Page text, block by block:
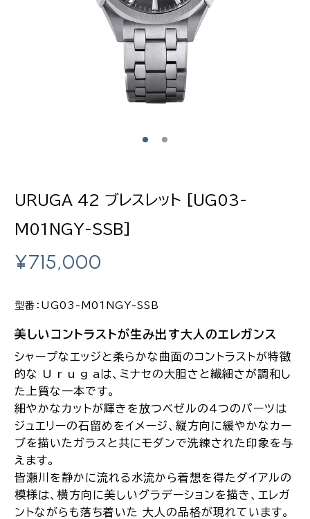
URUGA 42 ブレスレット [UG03-
M01NGY-SSB]
¥715,000
型番：UG03-M01NGY-SSB
美しいコントラストが生み出す大人のエレガンス
シャープなエッジと柔らかな曲面のコントラストが特徴
的な U r u g aは、ミナセの大胆さと繊細さが調和し
た上質な一本です。
細やかなカットが輝きを放つベゼルの4つのパーツは
ジュエリーの石留めをイメージ、縦方向に緩やかなカー
ブを描いたガラスと共にモダンで洗練された印象を与
えます。
皆瀬川を静かに流れる水流から着想を得たダイアルの
模様は、横方向に美しいグラデーションを描き、エレガ
ントながらも落ち着いた 大人の品格が現れています。